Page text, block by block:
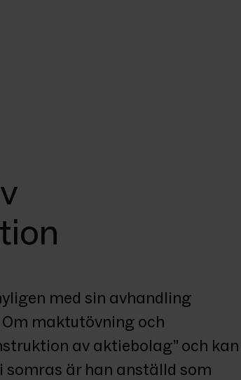
med sin avhandling
maktutövning och
av aktiebolag” och kan
somras är han anställd som